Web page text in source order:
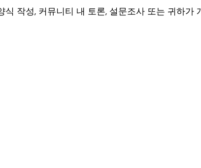
작성, 커뮤니티 내 토론, 설문조사 또는 귀하